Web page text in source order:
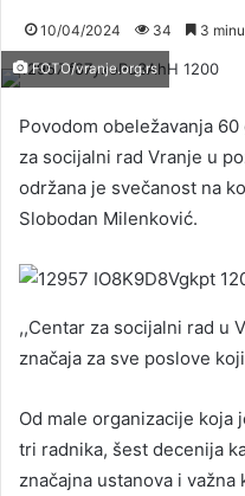
10/04/2024 34 3
FOTO/vranje.org.rs
Povodom obeležavanja
za socijalni rad Vranje u
održana je svečanost na
Slobodan Milenković.
,,Centar za socijalni rad u
značaja za sve poslove
Od male organizacije koja
tri radnika, šest decenija
značajna ustanova i